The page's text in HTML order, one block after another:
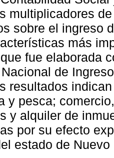
multiplicadores
sobre el ingreso
más
fue elaborada
de
resultados
y pesca;
y alquiler de
por su efecto
estado de Nuevo